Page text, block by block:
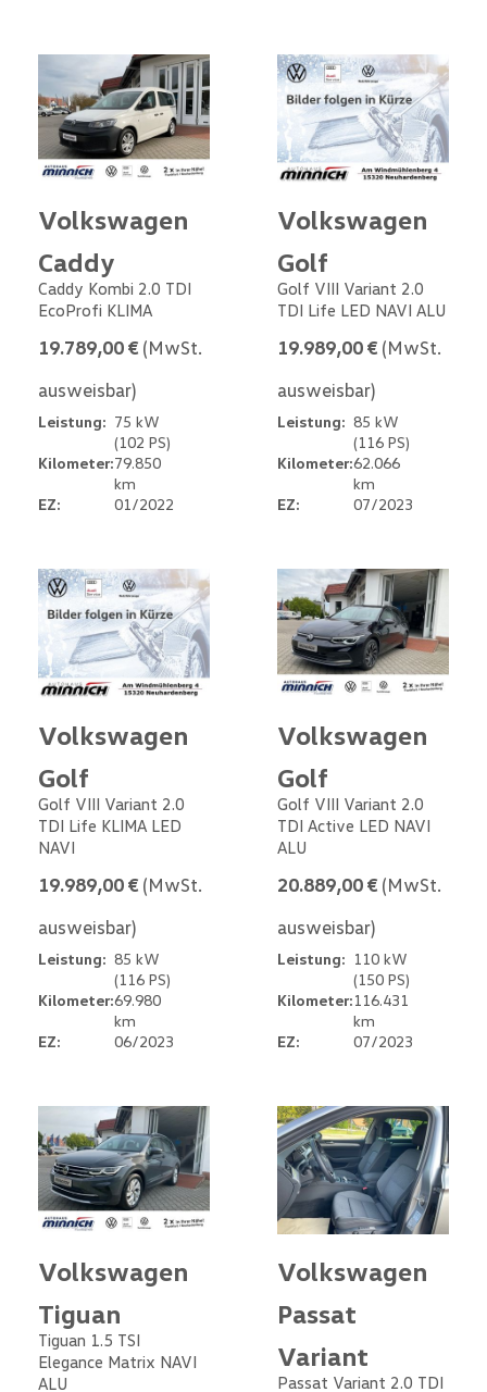
Volkswagen
Caddy
Caddy Kombi 2.0 TDI
EcoProfi KLIMA
19.789,00 € (MwSt.
ausweisbar)
Leistung: 75 kW
(102 PS)
Kilometer:79.850
km
EZ:
01/2022
Volkswagen
Golf
Golf VIII Variant 2.0
TDI Life LED NAVI ALU
19.989,00 € (MwSt.
ausweisbar)
Leistung: 85 kW
(116 PS)
Kilometer:62.066
km
EZ:
07/2023
Volkswagen
Golf
Golf VIII Variant 2.0
TDI Life KLIMA LED
NAVI
19.989,00 € (MwSt.
ausweisbar)
Leistung: 85 kW
(116 PS)
Kilometer:69.980
km
EZ:
06/2023
Volkswagen
Golf
Golf VIII Variant 2.0
TDI Active LED NAVI
ALU
20.889,00 € (MwSt.
ausweisbar)
Leistung: 110 kW
(150 PS)
Kilometer:116.431
km
EZ:
07/2023
Volkswagen
Tiguan
Tiguan 1.5 TSI
Elegance Matrix NAVI
ALU
Volkswagen
Passat
Variant
Passat Variant 2.0 TDI